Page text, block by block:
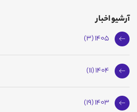
آرشیو اخبار
1405 (3)
1404 (11)
1403 (19)